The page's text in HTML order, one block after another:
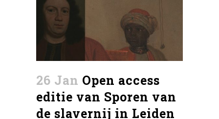
26 Jan Open access
editie van Sporen van
de slavernij in Leiden